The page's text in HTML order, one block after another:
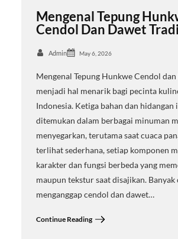
Mengenal Tepung
Cendol Dan Dawet
Admin May 6, 2026
Mengenal Tepung Hunkwe Cendol
menjadi hal menarik bagi pecinta
Indonesia. Ketiga bahan dan hidangan
ditemukan dalam berbagai minuman
menyegarkan, terutama saat cuaca
terlihat sederhana, setiap komponen
karakter dan fungsi berbeda yang
maupun tekstur saat disajikan. Banyak
menganggap cendol dan dawet…
Continue Reading